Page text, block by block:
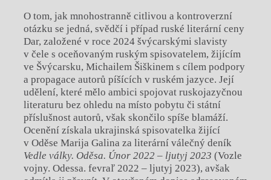
O tom, jak mnohostranně citlivou a kontroverzní
otázku se jedná, svědčí i případ ruské literární ceny
Dar, založené v roce 2024 švýcarskými slavisty
v čele s oceňovaným ruským spisovatelem, žijícím
ve Švýcarsku, Michailem Šiškinem s cílem podpory
a propagace autorů píšících v ruském jazyce. Její
udělení, které mělo ambici spojovat ruskojazyčnou
literaturu bez ohledu na místo pobytu či státní
příslušnost autorů, však skončilo spíše blamáží.
Ocenění získala ukrajinská spisovatelka žijící
v Oděse Marija Galina za literární válečný deník
Vedle války. Oděsa. Únor 2022 – ljutyj 2023 (Vozle
vojny. Odessa. fevraľ 2022 – ljutyj 2023), avšak